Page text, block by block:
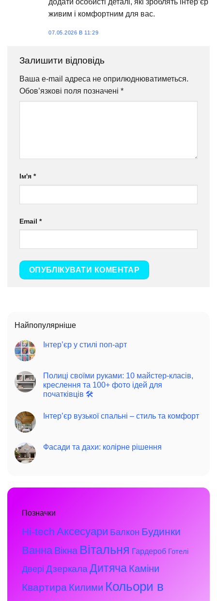
живим і комфортним для вас.
07.05.2026 В 11:29
Залишити відповідь
Ваша e-mail адреса не оприлюднюватиметься.
Обов’язкові поля позначені *
Ім'я *
Email *
Найпопулярніше
Інтер’єр у стилі поп-арт
Полиці своїми руками: 10 майстер-класів,
креслення та 100+ фото ідей для
початківців 🛠️
Інтер’єр вузької спальні – стиль та комфорт
Фасади та дахи: колірне рішення
Позначки
Hi-tech Аксесуари Балкон Будинки
Ванна Вікна Вітальня Гардероб Готелі
Двері Дзеркала Дитяча Каміни
Квартира Килими Кольори в